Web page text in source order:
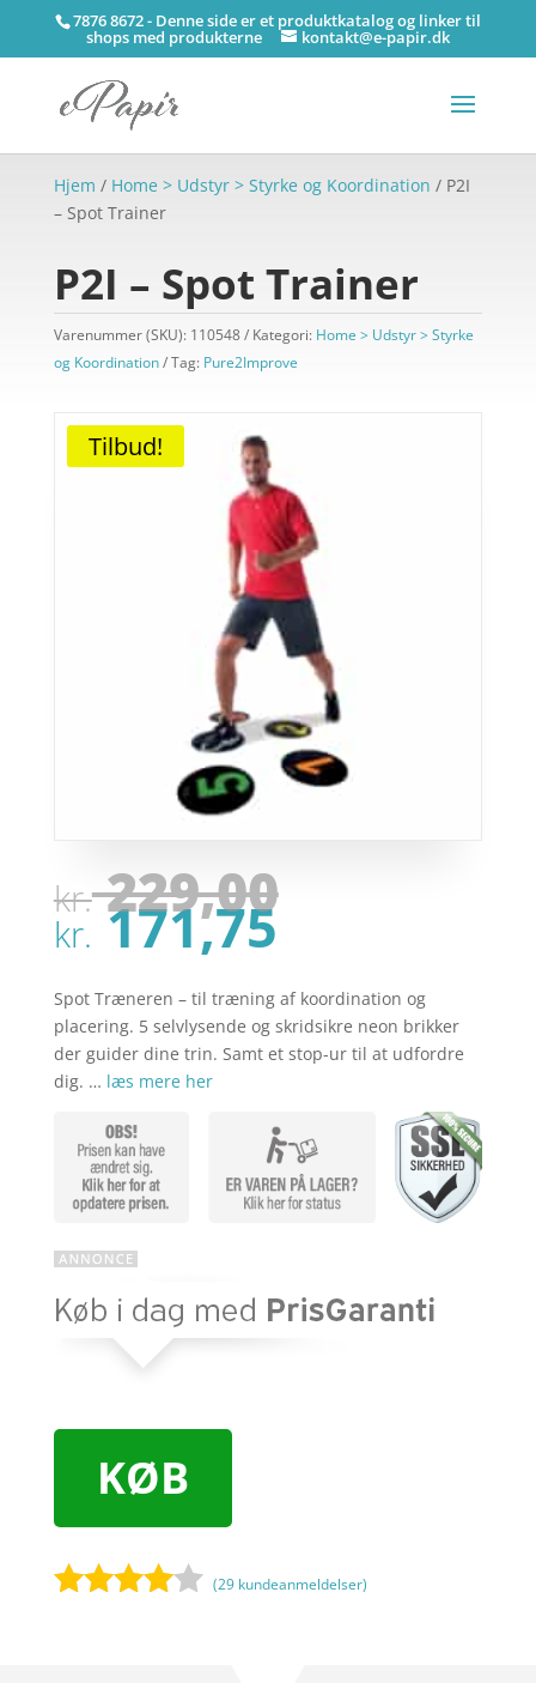
7876 8672 - Denne side er et produktkatalog og linker til
shops med produkterne kontakt@e-papir.dk
Hjem / Home > Udstyr > Styrke og Koordination / P2I
– Spot Trainer
P2I – Spot Trainer
Varenummer (SKU): 110548 Kategori: Home > Udstyr > Styrke
og Koordination
Tag: Pure2Improve
Tilbud!
kr.229,00Den
var:
kr.
kr.171,75Den
pris
er:
kr.
Spot Træneren – til træning af koordination og
placering. 5 selvlysende og skridsikre neon brikker
der guider dine trin. Samt et stop-ur til at udfordre
dig. … læs mere her
KØB
(29 kundeanmeldelser)